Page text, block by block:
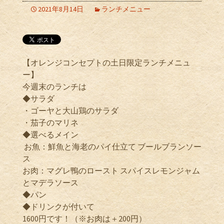
2021年8月14日 ランチメニュー
【オレンジコンセプトの土日限定ランチメニュ
ー】
今週末のランチは
◆サラダ
・ゴーヤと大山鶏のサラダ
・茄子のマリネ
◆選べるメイン
お魚：鮮魚と海老のパイ仕立て ブールブランソー
ス
お肉：マグレ鴨のロースト スパイスレモンジャム
とマデラソース
◆パン
◆ドリンクが付いて
1600円です！（※お肉は＋200円）